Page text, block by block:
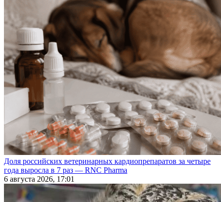
Доля российских ветеринарных кардиопрепаратов за четыре
года выросла в 7 раз — RNC Pharma
6 августа 2026, 17:01